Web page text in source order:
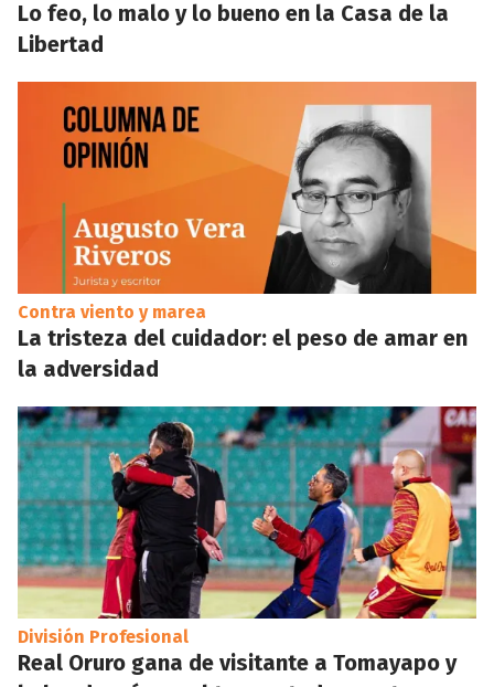
Lo feo, lo malo y lo bueno en la Casa de la
Libertad
Contra viento y marea
La tristeza del cuidador: el peso de amar en
la adversidad
División Profesional
Real Oruro gana de visitante a Tomayapo y